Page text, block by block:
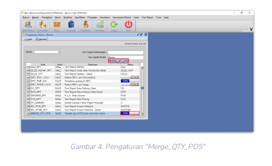
Gambar 4. Pengaturan "Merge_QTY_POS"